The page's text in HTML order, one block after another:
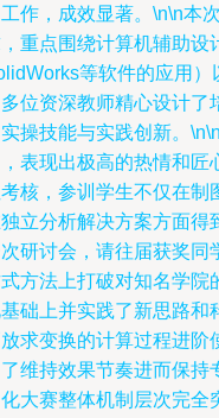
作，成效显著。\n\n本
重点围绕计算机辅助设
等软件的应用
位资深教师精心设计了
操技能与实践创新。
表现出极高的热情和匠
核，参训学生不仅在制
立分析解决方案方面得
研讨会，请往届获奖同
方法上打破对知名学院
础上并实践了新思路和
求变换的计算过程进阶
维持效果节奏进而保持
大赛整体机制层次完全